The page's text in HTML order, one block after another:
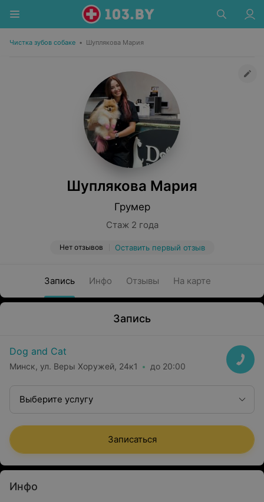
Чистка зубов собаке • Шуплякова Мария
Шуплякова Мария
Грумер
Стаж 2 года
Нет отзывов Оставить первый отзыв
Запись Инфо Отзывы На карте
Запись
Dog and Cat
Минск, ул. Веры Хоружей, 24к1 до 20:00
Выберите услугу
Записаться
Инфо